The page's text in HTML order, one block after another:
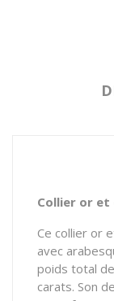
Collier or et
Ce collier or
avec
poids total
carats. Son